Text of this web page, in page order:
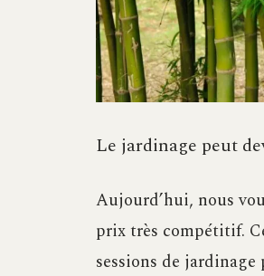
Le jardinage peut
Aujourd’hui, nous
prix très compétitif.
sessions de